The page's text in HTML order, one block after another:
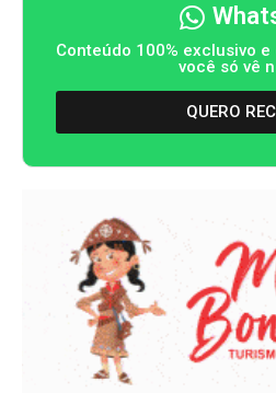
Conteúdo 100% exclusivo
você só vê
QUERO